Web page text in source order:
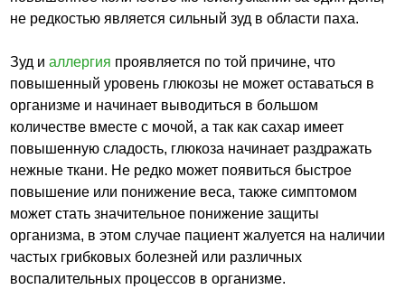
не редкостью является сильный зуд в области паха.
Зуд иаллергия проявляется по той причине, что
повышенный уровень глюкозы не может оставаться в
организме и начинает выводиться в большом
количестве вместе с мочой, а так как сахар имеет
повышенную сладость, глюкоза начинает раздражать
нежные ткани. Не редко может появиться быстрое
повышение или понижение веса, также симптомом
может стать значительное понижение защиты
организма, в этом случае пациент жалуется на наличии
частых грибковых болезней или различных
воспалительных процессов в организме.